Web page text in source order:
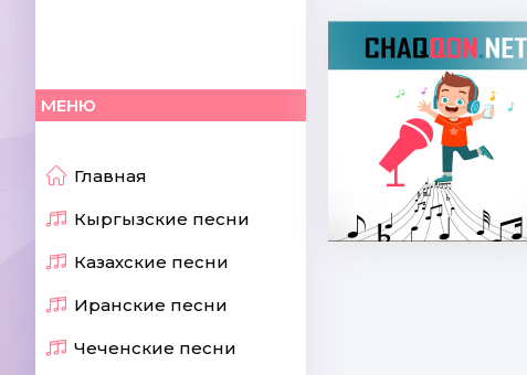
МЕНЮ
Главная
Кыргызские песни
Казахские песни
Иранские песни
Чеченские песни